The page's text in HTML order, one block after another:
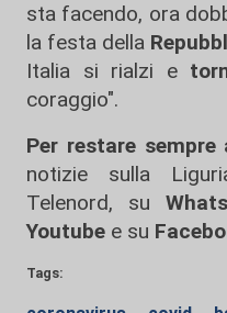
sta facendo, ora
la festa della
Italia si rialzi e
coraggio".
Per restare sempre
notizie sulla
Telenord, su
Youtube e su
Tags: